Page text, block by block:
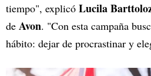
tiempo", explicó Lucila
de Avon. "Con esta campaña
hábito: dejar de procrastinar y